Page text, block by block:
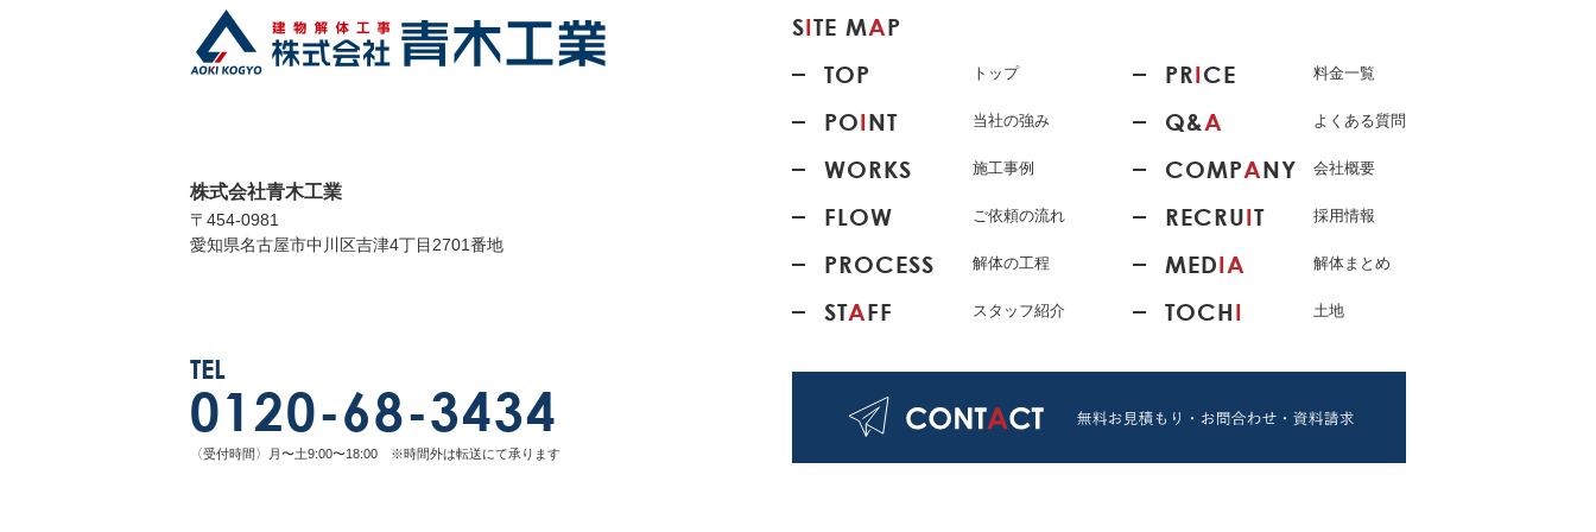
株式会社青木工業
〒454-0981
愛知県名古屋市中川区吉津4丁目2701番地
TEL
0120-68-3434
〈受付時間〉月〜土9:00〜18:00 ※時間外は転送にて承ります
SITE MAP
TOP
トップ
POINT 当社の強み
WORKS 施工事例
FLOW ご依頼の流れ
PROCESS 解体の工程
STAFF スタッフ紹介
PRICE 料金一覧
Q&A よくある質問
COMPANY 会社概要
RECRUIT 採用情報
MEDIA 解体まとめ
TOCHI 土地